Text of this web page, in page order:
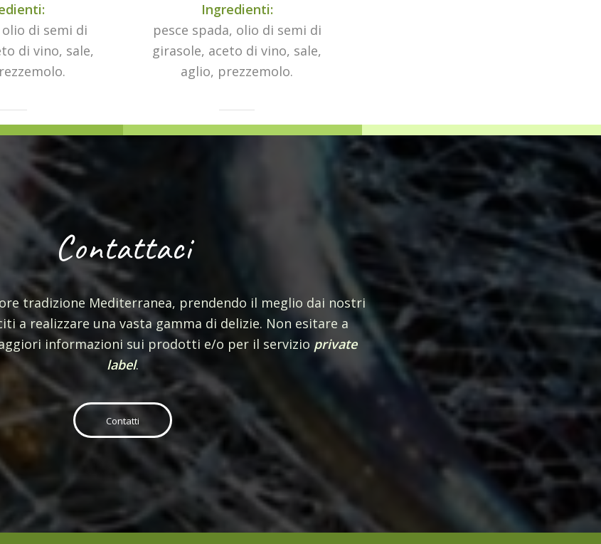
di semi di
di vino, sale,
Ingredienti:
pesce spada, olio di semi di
girasole, aceto di vino, sale,
aglio, prezzemolo.
Contattaci
tradizione Mediterranea, prendendo il meglio dai nostri
a realizzare una vasta gamma di delizie. Non esitare a
informazioni sui prodotti e/o per il servizio private
label.
Contatti